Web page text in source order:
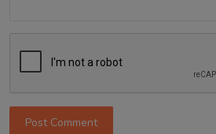
Post Comment